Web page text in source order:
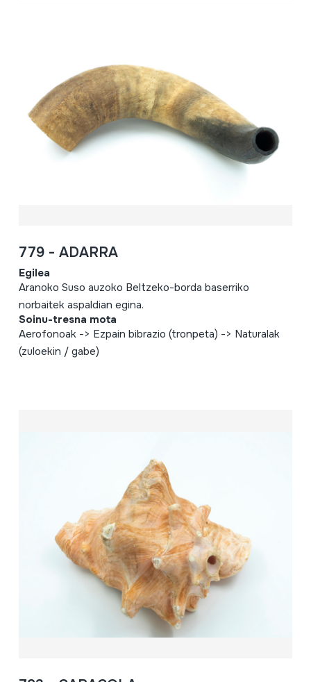
779 - ADARRA
Egilea
Aranoko Suso auzoko Beltzeko-borda baserriko
norbaitek aspaldian egina.
Soinu-tresna mota
Aerofonoak -> Ezpain bibrazio (tronpeta) -> Naturalak
(zuloekin / gabe)